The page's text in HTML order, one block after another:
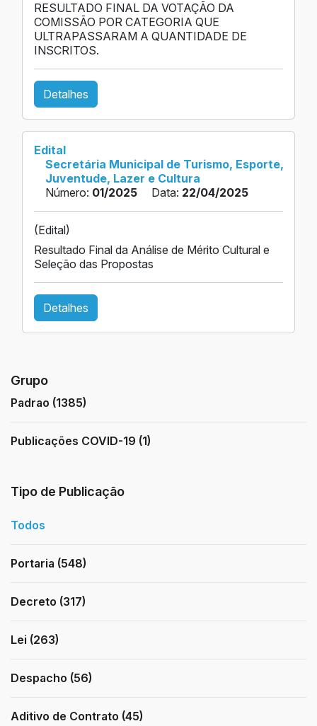
RESULTADO FINAL DA VOTAÇÃO DA
COMISSÃO POR CATEGORIA QUE
ULTRAPASSARAM A QUANTIDADE DE
INSCRITOS.
Detalhes
Edital
Secretária Municipal de Turismo, Esporte,
Juventude, Lazer e Cultura
Número: 01/2025 Data: 22/04/2025
(Edital)
Resultado Final da Análise de Mérito Cultural e
Seleção das Propostas
Detalhes
Grupo
Padrao (1385)
Publicações COVID-19 (1)
Tipo de Publicação
Todos
Portaria (548)
Decreto (317)
Lei (263)
Despacho (56)
Aditivo de Contrato (45)